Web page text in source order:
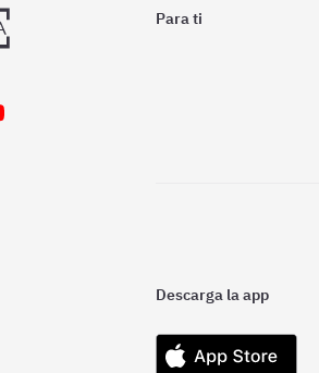
Para ti
Descarga la app